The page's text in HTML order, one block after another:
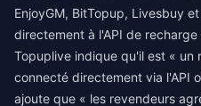
EnjoyGM, BitTopup, Livesbuy
directement à l'API de
Topuplive indique qu'il est « un
connecté directement via l'API
ajoute que « les revendeurs